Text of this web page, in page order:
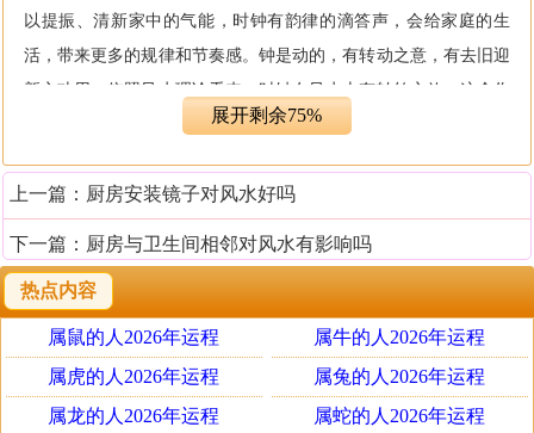
以提振、清新家中的气能，时钟有韵律的滴答声，会给家庭的生
活，带来更多的规律和节奏感。钟是动的，有转动之意，有去旧迎
新之功用。依照风水理论看来，时钟在风水上有转煞之效，这个作
用跟“风水轮”相似，假如屋外存在凌厉或污秽的物体，那么就属于
展开剩余75%
上一篇： 厨房安装镜子对风水好吗
下一篇： 厨房与卫生间相邻对风水有影响吗
热点内容
属鼠的人2026年运程
属牛的人2026年运程
属虎的人2026年运程
属兔的人2026年运程
属龙的人2026年运程
属蛇的人2026年运程